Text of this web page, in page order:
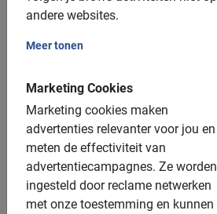
andere websites.
Meer tonen
Marketing Cookies
Marketing cookies maken
advertenties relevanter voor jou en
meten de effectiviteit van
advertentiecampagnes. Ze worden
ingesteld door reclame netwerken
met onze toestemming en kunnen
Extra opties:
Kinderfietsen: beschikbaar, 18
Kinderzitjes: beschikbaar,
toeslag
Elektrische fiets: niet beschikbaar
Tandem: niet beschikbaar